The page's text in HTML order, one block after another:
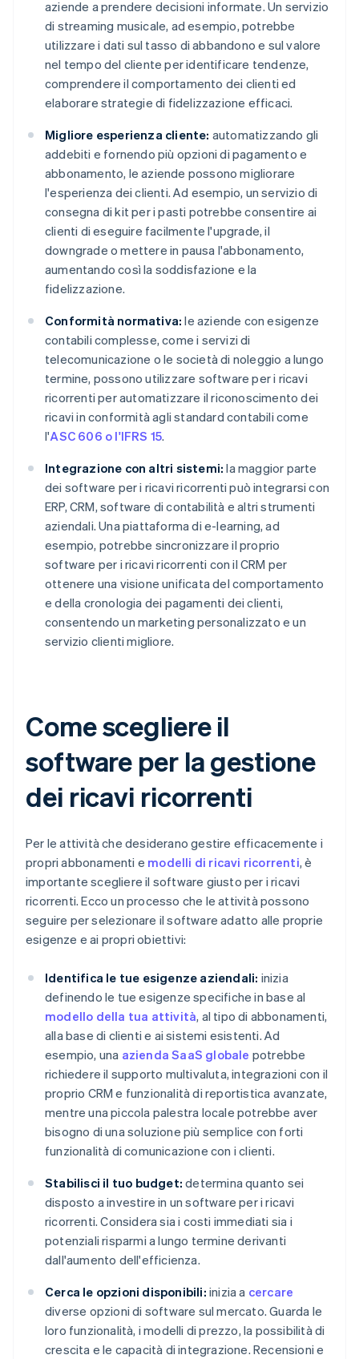
aziende a prendere decisioni informate. Un servizio
di streaming musicale, ad esempio, potrebbe
utilizzare i dati sul tasso di abbandono e sul valore
nel tempo del cliente per identificare tendenze,
comprendere il comportamento dei clienti ed
elaborare strategie di fidelizzazione efficaci.
Migliore esperienza cliente: automatizzando gli
addebiti e fornendo più opzioni di pagamento e
abbonamento, le aziende possono migliorare
l'esperienza dei clienti. Ad esempio, un servizio di
consegna di kit per i pasti potrebbe consentire ai
clienti di eseguire facilmente l'upgrade, il
downgrade o mettere in pausa l'abbonamento,
aumentando così la soddisfazione e la
fidelizzazione.
Conformità normativa: le aziende con esigenze
contabili complesse, come i servizi di
telecomunicazione o le società di noleggio a lungo
termine, possono utilizzare software per i ricavi
ricorrenti per automatizzare il riconoscimento dei
ricavi in conformità agli standard contabili come
l'ASC 606 o l'IFRS 15.
Integrazione con altri sistemi: la maggior parte
dei software per i ricavi ricorrenti può integrarsi con
ERP, CRM, software di contabilità e altri strumenti
aziendali. Una piattaforma di e-learning, ad
esempio, potrebbe sincronizzare il proprio
software per i ricavi ricorrenti con il CRM per
ottenere una visione unificata del comportamento
e della cronologia dei pagamenti dei clienti,
consentendo un marketing personalizzato e un
servizio clienti migliore.
Come scegliere il
software per la gestione
dei ricavi ricorrenti
Per le attività che desiderano gestire efficacemente i
propri abbonamenti e modelli di ricavi ricorrenti, è
importante scegliere il software giusto per i ricavi
ricorrenti. Ecco un processo che le attività possono
seguire per selezionare il software adatto alle proprie
esigenze e ai propri obiettivi:
Identifica le tue esigenze aziendali: inizia
definendo le tue esigenze specifiche in base al
modello della tua attività, al tipo di abbonamenti,
alla base di clienti e ai sistemi esistenti. Ad
esempio, una azienda SaaS globale potrebbe
richiedere il supporto multivaluta, integrazioni con il
proprio CRM e funzionalità di reportistica avanzate,
mentre una piccola palestra locale potrebbe aver
bisogno di una soluzione più semplice con forti
funzionalità di comunicazione con i clienti.
Stabilisci il tuo budget: determina quanto sei
disposto a investire in un software per i ricavi
ricorrenti. Considera sia i costi immediati sia i
potenziali risparmi a lungo termine derivanti
dall'aumento dell'efficienza.
Cerca le opzioni disponibili: inizia a cercare
diverse opzioni di software sul mercato. Guarda le
loro funzionalità, i modelli di prezzo, la possibilità di
crescita e le capacità di integrazione. Recensioni e